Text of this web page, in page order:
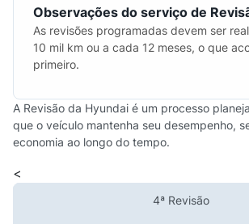
Observações do serviço de
As revisões programadas devem ser
10 mil km ou a cada 12 meses, o que
primeiro.
A Revisão da Hyundai é um processo
que o veículo mantenha seu desempenho,
economia ao longo do tempo.
<
4ª Revisão